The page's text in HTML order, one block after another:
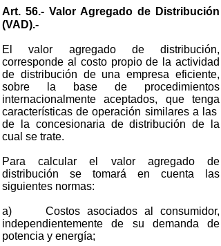
Art. 56.- Valor Agregado de Distribución
(VAD).-
El valor agregado de distribución,
corresponde al costo propio de la actividad
de distribución de una empresa eficiente,
sobre la base de procedimientos
internacionalmente aceptados, que tenga
características de operación similares a las
de la concesionaria de distribución de la
cual se trate.
Para calcular el valor agregado de
distribución se tomará en cuenta las
siguientes normas:
a) Costos asociados al consumidor,
independientemente de su demanda de
potencia y energía;